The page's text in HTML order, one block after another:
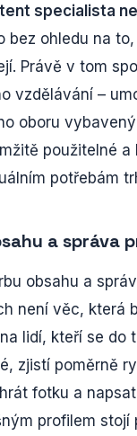
specialista
bez ohledu na
Právě v tom
vzdělávání –
oboru
použitelné a
potřebám
a správa
obsahu a
není věc, která
lidí, kteří se do
zjistí poměrně
fotku a
profilem stojí